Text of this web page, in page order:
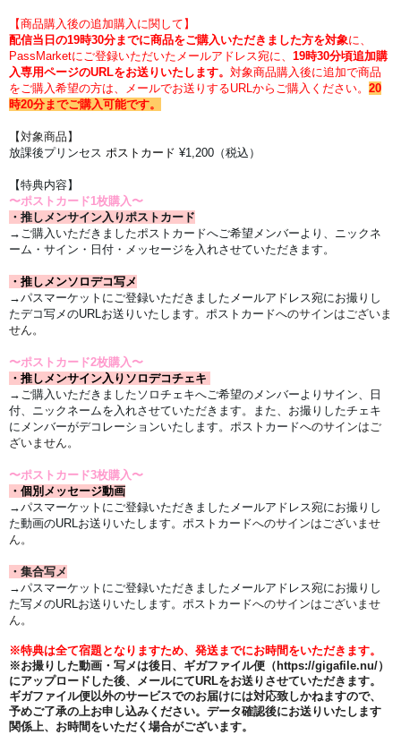
【商品購入後の追加購入に関して】
配信当日の19時30分までに商品をご購入いただきました方を対象に、
PassMarketにご登録いただいたメールアドレス宛に、 19時30分頃追加購
入専用ページのURLをお送りいたします。 対象商品購入後に追加で商品
をご購入希望の方は、メールでお送りするURLからご購入ください。 20
時20分までご購入可能です。
【対象商品】
放課後プリンセス ポストカード ¥1,200（税込）
【特典内容】
〜ポストカード1枚購入〜
・推しメンサイン入りポストカード
→ ご購入いただきましたポストカードへご希望メンバーより、 ニックネ
ーム・サイン・日付・メッセージを入れさせていただきます。
・推しメンソロデコ写メ
→パスマーケットにご登録いただきましたメールアドレス宛にお撮りし
たデコ写メのURLお送りいたします。 ポストカードへのサインはございま
せん。
〜ポストカード2枚購入〜
・推しメンサイン入りソロデコチェキ
→ご購入いただきましたソロチェキへご希望のメンバーよりサイン、日
付、ニックネームを入れさせていただきます。また、お撮りしたチェキ
にメンバーがデコレーションいたします。 ポストカードへのサインはご
ざいません。
〜ポストカード3枚購入〜
・個別メッセージ動画
→パスマーケットにご登録いただきましたメールアドレス宛にお撮りし
た動画のURLお送りいたします。 ポストカードへのサインはございませ
ん。
・集合写メ
→パスマーケットにご登録いただきましたメールアドレス宛にお撮りし
た写メのURLお送りいたします。 ポストカードへのサインはございませ
ん。
※特典は全て宿題となりますため、発送までにお時間をいただきます。
※お撮りした動画・写メは後日、ギガファイル便（https://gigafile.nu/）
にアップロードした後、メールにてURLをお送りさせていただきます。
ギガファイル便以外のサービスでのお届けには対応致しかねますので、
予めご了承の上お申し込みください。データ確認後にお送りいたします
関係上、お時間をいただく場合がございます。